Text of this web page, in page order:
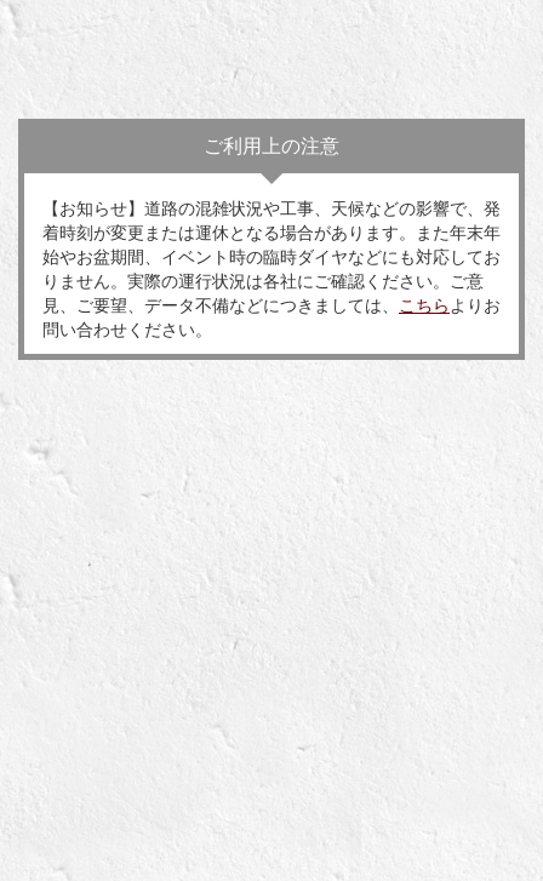
ご利用上の注意
【お知らせ】道路の混雑状況や工事、天候などの影響で、発
着時刻が変更または運休となる場合があります。また年末年
始やお盆期間、イベント時の臨時ダイヤなどにも対応してお
りません。実際の運行状況は各社にご確認ください。ご意
見、ご要望、データ不備などにつきましては、
こちら よりお
問い合わせください。